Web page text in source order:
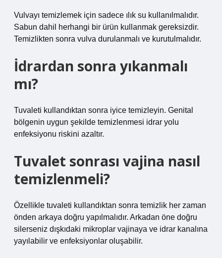
Vulvayı temizlemek için sadece ılık su kullanılmalıdır.
Sabun dahil herhangi bir ürün kullanmak gereksizdir.
Temizlikten sonra vulva durulanmalı ve kurutulmalıdır.
İdrardan sonra yıkanmalı
mı?
Tuvaleti kullandıktan sonra iyice temizleyin. Genital
bölgenin uygun şekilde temizlenmesi idrar yolu
enfeksiyonu riskini azaltır.
Tuvalet sonrası vajina nasıl
temizlenmeli?
Özellikle tuvaleti kullandıktan sonra temizlik her zaman
önden arkaya doğru yapılmalıdır. Arkadan öne doğru
silerseniz dışkıdaki mikroplar vajinaya ve idrar kanalına
yayılabilir ve enfeksiyonlar oluşabilir.